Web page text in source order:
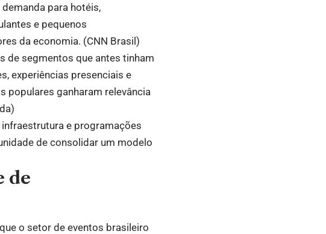
para hotéis,
e pequenos
da economia. (CNN Brasil)
de segmentos que antes tinham
experiências presenciais e
populares ganharam relevância
)
e programações
de consolidar um modelo
de
o setor de eventos brasileiro